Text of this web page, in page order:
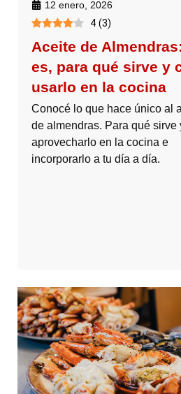
12 enero, 2026
4 (3)
Aceite de
es, para qué sirve y
usarlo en la cocina
Conocé lo que hace único al
de almendras. Para qué sirve
aprovecharlo en la cocina e
incorporarlo a tu día a día.